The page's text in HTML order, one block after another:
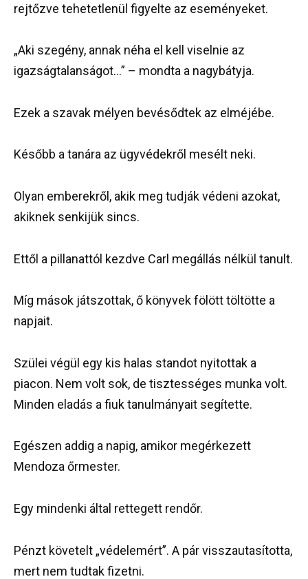
rejtőzve tehetetlenül figyelte az eseményeket.
„Aki szegény, annak néha el kell viselnie az
igazságtalanságot…” – mondta a nagybátyja.
Ezek a szavak mélyen bevésődtek az elméjébe.
Később a tanára az ügyvédekről mesélt neki.
Olyan emberekről, akik meg tudják védeni azokat,
akiknek senkijük sincs.
Ettől a pillanattól kezdve Carl megállás nélkül tanult.
Míg mások játszottak, ő könyvek fölött töltötte a
napjait.
Szülei végül egy kis halas standot nyitottak a
piacon. Nem volt sok, de tisztességes munka volt.
Minden eladás a fiuk tanulmányait segítette.
Egészen addig a napig, amikor megérkezett
Mendoza őrmester.
Egy mindenki által rettegett rendőr.
Pénzt követelt „védelemért”. A pár visszautasította,
mert nem tudtak fizetni.